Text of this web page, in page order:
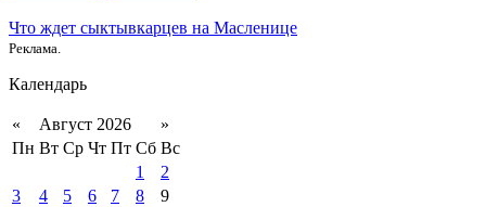
Что ждет сыктывкарцев на Масленице
Реклама.
Календарь
« Август 2026
»
Пн Вт Ср Чт Пт Сб Вс
1
2
3
4 5 6 7 8
9